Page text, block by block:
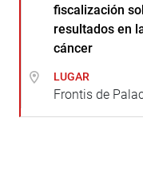
fiscalización
resultados en
cáncer
LUGAR
Frontis de